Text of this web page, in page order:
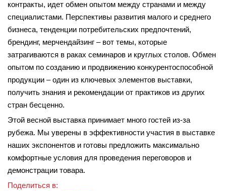
контракты, идет обмен опытом между странами и между
специалистами. Перспективы развития малого и среднего
бизнеса, тенденции потребительских предпочтений,
брендинг, мерчендайзинг – вот темы, которые
затрагиваются в раках семинаров и круглых столов. Обмен
опытом по созданию и продвижению конкурентоспособной
продукции – один из ключевых элементов выставки,
получить знания и рекомендации от практиков из других
стран бесценно.
Этой весной выставка принимает много гостей из-за
рубежа. Мы уверены в эффективности участия в выставке
наших экспонентов и готовы предложить максимально
комфортные условия для проведения переговоров и
демонстрации товара.
Поделиться в: